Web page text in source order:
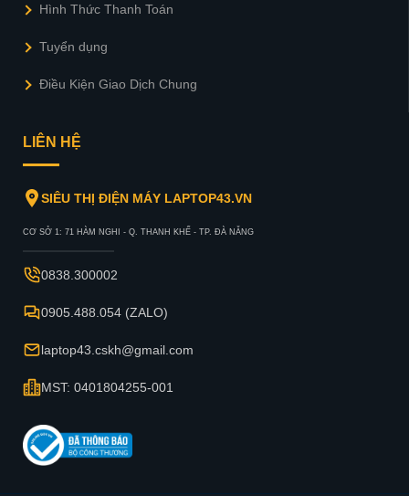
Hình Thức Thanh Toán
Tuyển dụng
Điều Kiện Giao Dịch Chung
LIÊN HỆ
SIÊU THỊ ĐIỆN MÁY LAPTOP43.VN
CƠ SỞ 1: 71 HÀM NGHI - Q. THANH KHẾ - TP. ĐÀ NẴNG
0838.300002
0905.488.054 (ZALO)
laptop43.cskh@gmail.com
MST: 0401804255-001